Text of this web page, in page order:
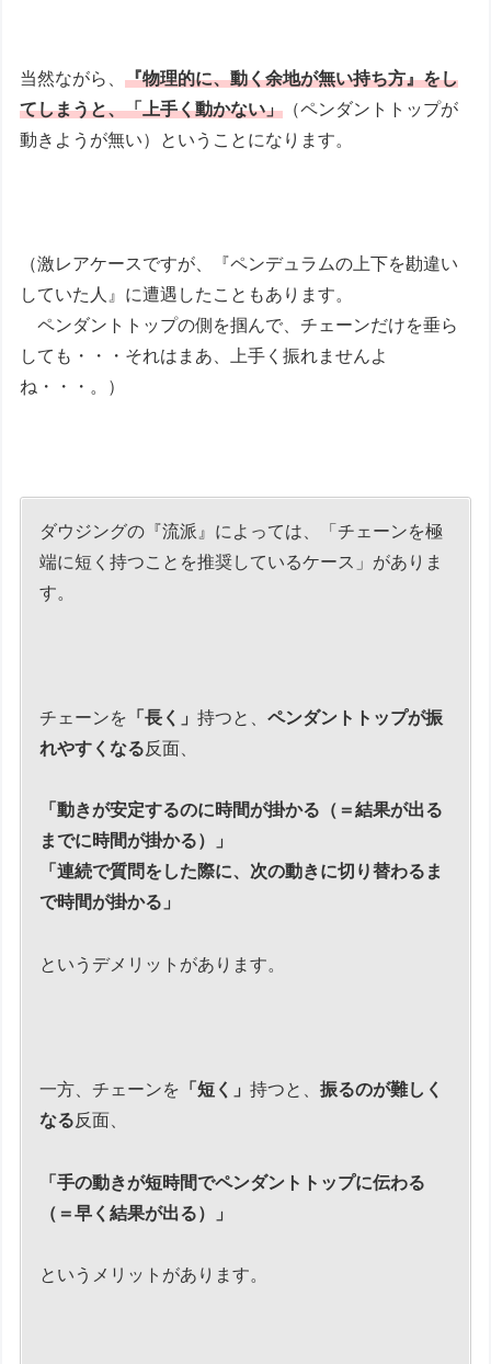
当然ながら、『物理的に、動く余地が無い持ち方』をし
てしまうと、「上手く動かない」 （ペンダントトップが
動きようが無い）ということになります。
（激レアケースですが、『ペンデュラムの上下を勘違い
していた人』に遭遇したこともあります。
ペンダントトップの側を掴んで、チェーンだけを垂ら
しても・・・それはまあ、上手く振れませんよ
ね・・・。）
ダウジングの『流派』によっては、「チェーンを極
端に短く持つことを推奨しているケース」がありま
す。
チェーンを 「長く」持つと、ペンダントトップが振
れやすくなる反面、
「動きが安定するのに時間が掛かる（＝結果が出る
までに時間が掛かる）」
「連続で質問をした際に、次の動きに切り替わるま
で時間が掛かる」
というデメリットがあります。
一方、チェーンを 「短く」持つと、振るのが難しく
なる反面、
「手の動きが短時間でペンダントトップに伝わる
（＝早く結果が出る）」
というメリットがあります。